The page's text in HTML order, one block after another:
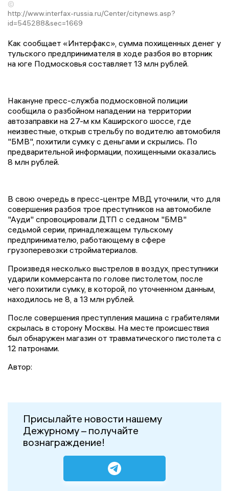
©
http://www.interfax-russia.ru/Center/citynews.asp?
id=545288&sec=1669
Как сообщает «Интерфакс», сумма похищенных денег у
тульского предпринимателя в ходе разбоя во вторник
на юге Подмосковья составляет 13 млн рублей.
Накануне пресс-служба подмосковной полиции
сообщила о разбойном нападении на территории
автозаправки на 27-м км Каширского шоссе, где
неизвестные, открыв стрельбу по водителю автомобиля
"БМВ", похитили сумку с деньгами и скрылись. По
предварительной информации, похищенными оказались
8 млн рублей.
В свою очередь в пресс-центре МВД уточнили, что для
совершения разбоя трое преступников на автомобиле
"Ауди" спровоцировали ДТП с седаном "БМВ"
седьмой серии, принадлежащем тульскому
предпринимателю, работающему в сфере
грузоперевозки стройматериалов.
Произведя несколько выстрелов в воздух, преступники
ударили коммерсанта по голове пистолетом, после
чего похитили сумку, в которой, по уточненном данным,
находилось не 8, а 13 млн рублей.
После совершения преступления машина с грабителями
скрылась в сторону Москвы. На месте происшествия
был обнаружен магазин от травматического пистолета с
12 патронами.
Автор:
Присылайте новости нашему
Дежурному – получайте
вознаграждение!